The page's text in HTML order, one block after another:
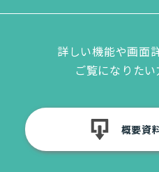
詳しい機能や画面
ご覧になりた
概要資